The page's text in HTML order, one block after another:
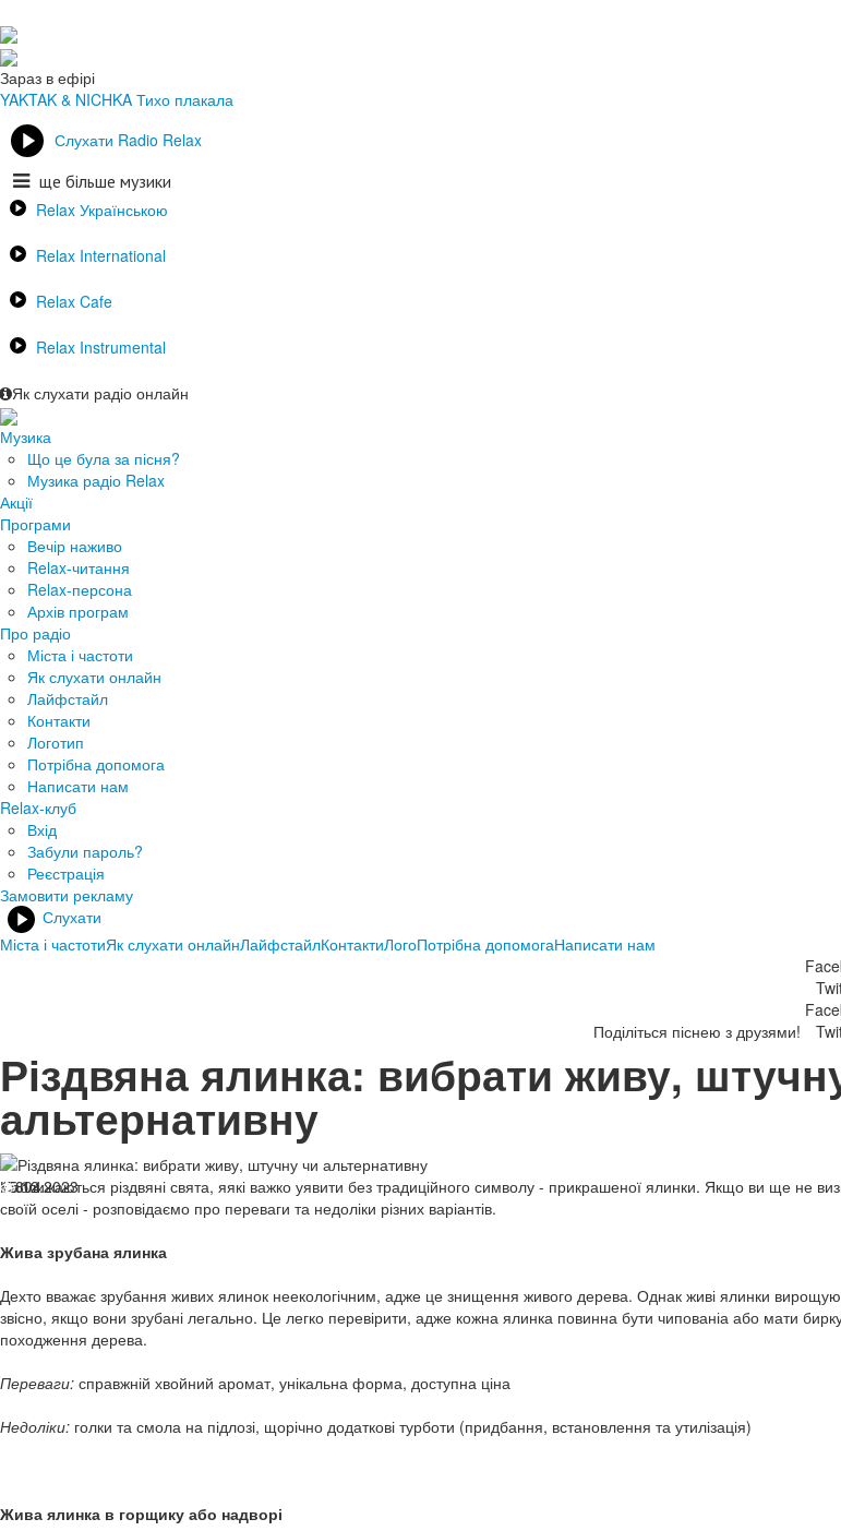
Зараз в ефірі
YAKTAK & NICHKA Тихо плакала
Слухати Radio Relax
ще більше музики
Relax Українською
Relax International
Relax Cafe
Relax Instrumental
Як слухати радіо онлайн
Музика
Що це була за пісня?
Музика радіо Relax
Акції
Програми
Вечір наживо
Relax-читання
Relax-персона
Архів програм
Про радіо
Міста і частоти
Як слухати онлайн
Лайфстайл
Контакти
Логотип
Потрібна допомога
Написати нам
Relax-клуб
Вхід
Забули пароль?
Реєстрація
Замовити рекламу
Слухати
Міста і частотиЯк слухати онлайнЛайфстайлКонтактиЛогоПотрібна допомогаНаписати нам
Поділіться піснею з друзями!
Різдвяна ялинка: вибрати живу,
альтернативну
15.12.2023
804
Наближаються різдвяні свята, яякі важко уявити без традиційного символу - прикрашеної ялинки. Якщо ви ще не
своїй оселі - розповідаємо про переваги та недоліки різних варіантів.
Жива зрубана ялинка
Дехто вважає зрубання живих ялинок неекологічним, адже це знищення живого дерева. Однак живі ялинки
звісно, якщо вони зрубані легально. Це легко перевірити, адже кожна ялинка повинна бути чипованіа або мати
походження дерева.
Переваги: справжній хвойний аромат, унікальна форма, доступна ціна
Недоліки: голки та смола на підлозі, щорічно додаткові турботи (придбання, встановлення та утилізація)
Жива ялинка в горщику або надворі